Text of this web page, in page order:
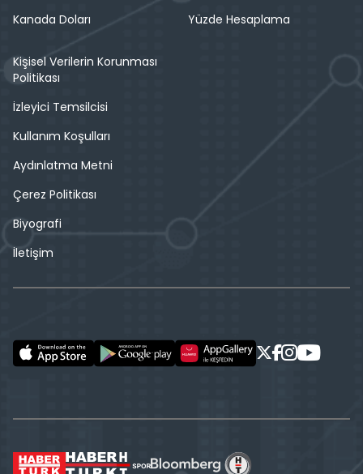
Kanada Doları
Yüzde Hesaplama
Kişisel Verilerin Korunması
Politikası
İzleyici Temsilcisi
Kullanım Koşulları
Aydınlatma Metni
Çerez Politikası
Biyografi
İletişim